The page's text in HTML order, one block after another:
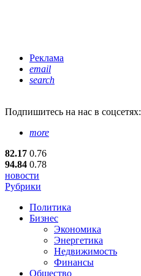
Реклама
email
search
Подпишитесь на нас в соцсетях:
more
82.17 0.76
94.84 0.78
новости
Рубрики
Политика
Бизнес
Экономика
Энергетика
Недвижимость
Финансы
Общество